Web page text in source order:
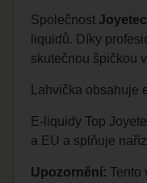
Společnost
liquidů. Díky
skutečnou špičkou
Lahvička
E-liquidyTop
a EU a splňuje
Upozornění: Tento